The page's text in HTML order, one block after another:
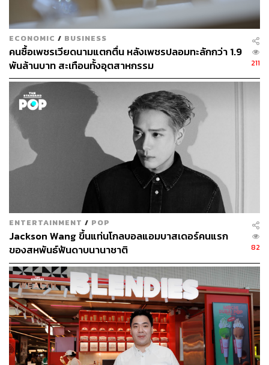
ECONOMIC / BUSINESS
คนซื้อเพชรเวียดนามแตกตื่น หลังเพชรปลอมทะลักกว่า 1.9
พันล้านบาท สะเทือนทั้งอุตสาหกรรม
211
ENTERTAINMENT / POP
Jackson Wang ขึ้นแท่นโกลบอลแอมบาสเดอร์คนแรก
ของสหพันธ์ฟันดาบนานาชาติ
82